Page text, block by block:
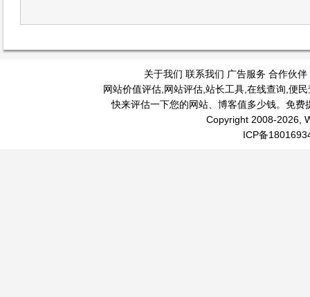
关于我们 联系我们 广告服务 合作伙伴
网站价值评估, 网站评估, 站长工具, 在线查询 便民
快来评估一下您的网站、博客值多少钱。免
Copyright 2008-2026,
ICP备